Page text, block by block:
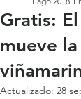
Gratis:
mueve
Actualizado: 28